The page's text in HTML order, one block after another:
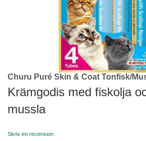
Skip
to
the
beginning
the
Churu Puré Skin & Coat Tonfisk/
Krämgodis med fiskolja
mussla
Skriv en recension